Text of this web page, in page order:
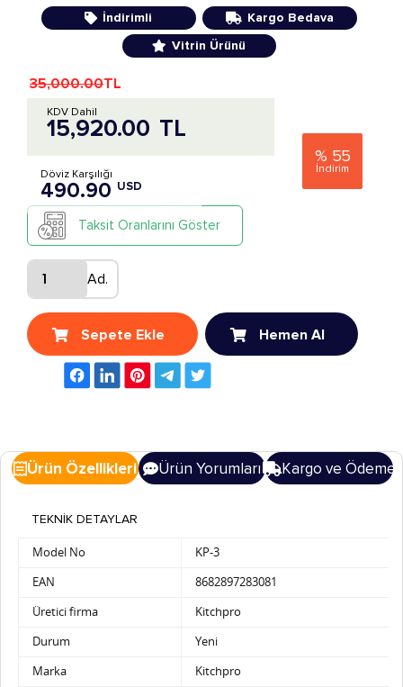
İndirimli
Kargo Bedava
Vitrin Ürünü
% 55
İndirim
35,000.00TL
15,920.00 TL
KDV Dahil
Döviz Karşılığı
490.90 USD
Taksit Oranlarını Göster
Ad.
Sepete Ekle Hemen Al
Ürün Özellikleri Ürün Yorumları Kargo ve Ödeme
TEKNİK DETAYLAR
Model No
KP-3
EAN
8682897283081
Üretici firma
Kitchpro
Durum
Yeni
Marka
Kitchpro